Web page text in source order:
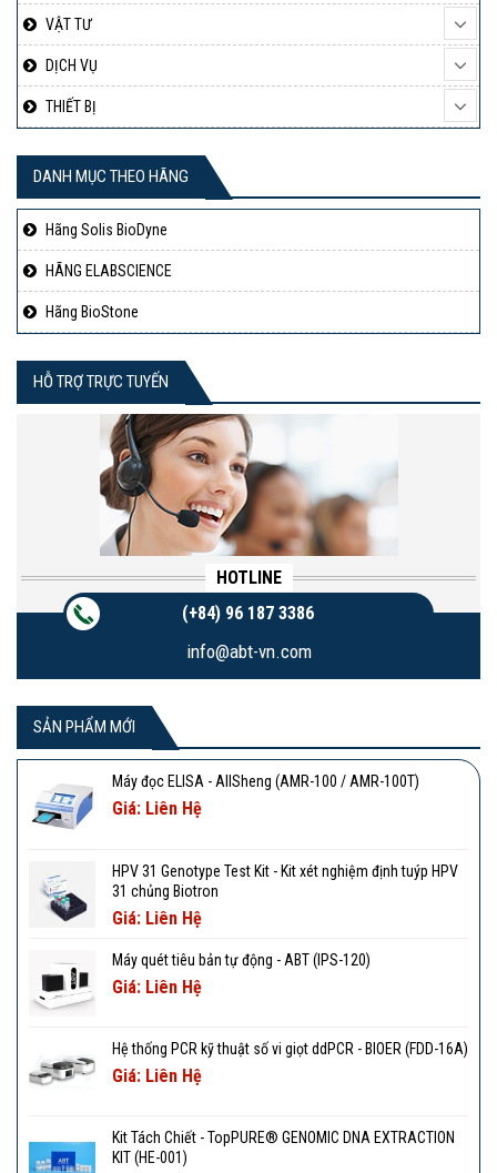
VẬT TƯ
DỊCH VỤ
THIẾT BỊ
DANH MỤC THEO HÃNG
Hãng Solis BioDyne
HÃNG ELABSCIENCE
Hãng BioStone
HỖ TRỢ TRỰC TUYẾN
HOTLINE
(+84) 96 187 3386
info@abt-vn.com
SẢN PHẨM MỚI
Máy đọc ELISA - AllSheng (AMR-100 / AMR-100T)
Giá: Liên Hệ
HPV 31 Genotype Test Kit - Kit xét nghiệm định tuýp HPV
31 chủng Biotron
Giá: Liên Hệ
Máy quét tiêu bản tự động - ABT (IPS-120)
Giá: Liên Hệ
Hệ thống PCR kỹ thuật số vi giọt ddPCR - BIOER (FDD-16A)
Giá: Liên Hệ
Kit Tách Chiết - TopPURE® GENOMIC DNA EXTRACTION
KIT (HE-001)